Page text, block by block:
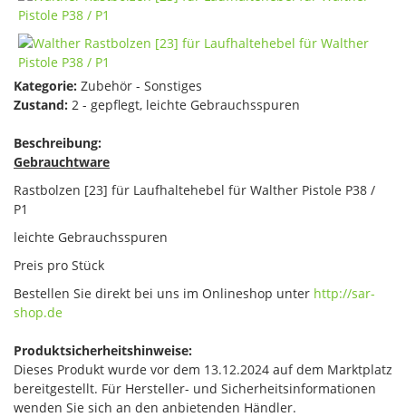
Kategorie: Zubehör - Sonstiges
Zustand: 2 - gepflegt, leichte Gebrauchsspuren
Beschreibung:
Gebrauchtware
Rastbolzen [23] für Laufhaltehebel für Walther Pistole P38 /
P1
leichte Gebrauchsspuren
Preis pro Stück
Bestellen Sie direkt bei uns im Onlineshop unter http://sar-
shop.de
Produktsicherheitshinweise:
Dieses Produkt wurde vor dem 13.12.2024 auf dem Marktplatz
bereitgestellt. Für Hersteller- und Sicherheitsinformationen
wenden Sie sich an den anbietenden Händler.